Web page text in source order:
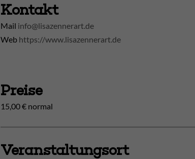
Kontakt
Mail info@lisazennerart.de
Web https://www.lisazennerart.de
Preise
15,00 € normal
Veranstaltungsort